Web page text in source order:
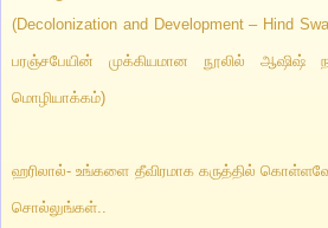
(Decolonization and Development – Hind
பரஞ்சபேயின் முக்கியமான நூலில் ஆஷிஷ்
மொழியாக்கம்)
ஹரிலால்- உங்களை தீவிரமாக கருத்தில்
சொல்லுங்கள்..